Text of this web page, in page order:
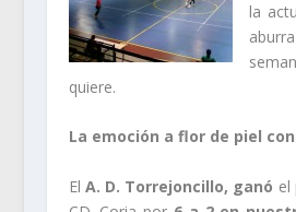
la
quiere.
La emoción a flor de piel
El A. D. Torrejoncillo, ganó el